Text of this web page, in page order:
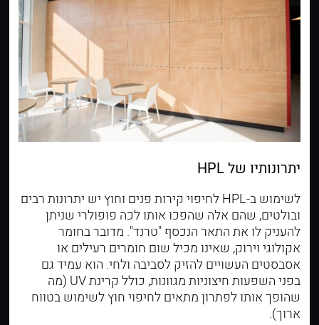
יתרונותיו של HPL
לשימוש ב-HPL לחיפוי קירות פנים וחוץ יש יתרונות רבים
ובולטים, שהם אלה שהפכו אותו לכה פופולרי שניתן
להעניק לו את התאר הנכסף "טרנד". מדובר בחומר
אקולוגי וירוק, שאינו מכיל שום חומרים רעילים או
אסבסטים העשויים להזיק לסביבה ולחי. הוא עמיד גם
בפני השפעות חיצוניות מגוונות, כולל קרינת UV (מה
שהופך אותו לפתרון מתאים לחיפוי חוץ לשימוש בטווח
ארוך).